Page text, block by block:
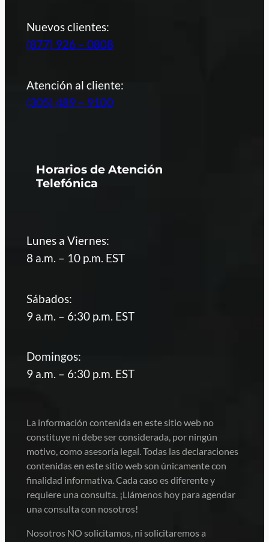
Nuevos clientes:
(877) 926 – 0808
Atención al cliente:
(305) 489 – 9100
Horarios de Atención
Telefónica
Lunes a Viernes:
8 a.m. – 10 p.m. EST
Sábados:
9 a.m. – 6:30 p.m. EST
Domingos:
9 a.m. – 6:30 p.m. EST
La información contenida en este sitio web no
constituye ni debe ser considerada, por ningún
motivo, como asesoría legal. Todas las declaraciones
contenidas en este sitio web son únicamente con
finalidad informativa. Cada caso es diferente y
requiere una consulta. ¡Llámenos hoy para agendar
una consulta con nosotros!
Nosotros NO solicitamos, ni solicitaremos a